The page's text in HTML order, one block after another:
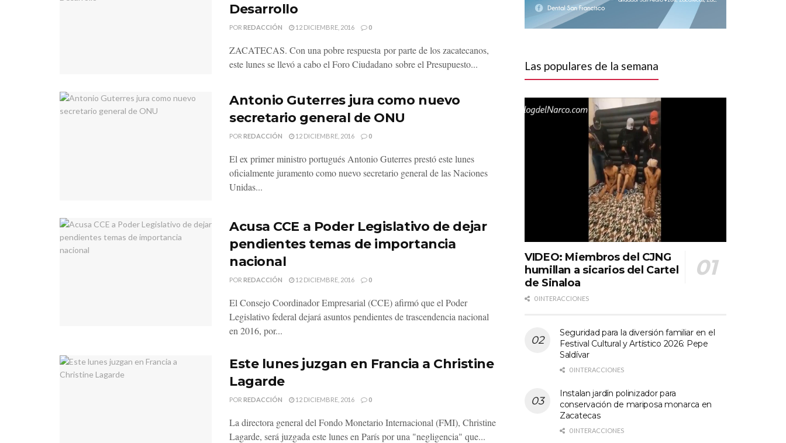
Desarrollo
POR REDACCIÓN 12 DICIEMBRE, 2016 0
ZACATECAS. Con una pobre respuesta por parte de los zacatecanos,
este lunes se llevó a cabo el Foro Ciudadano sobre el Presupuesto...
Antonio Guterres jura como nuevo
secretario general de ONU
POR REDACCIÓN 12 DICIEMBRE, 2016 0
El ex primer ministro portugués Antonio Guterres prestó este lunes
oficialmente juramento como nuevo secretario general de las Naciones
Unidas...
Acusa CCE a Poder Legislativo de dejar
pendientes temas de importancia
nacional
POR REDACCIÓN 12 DICIEMBRE, 2016 0
El Consejo Coordinador Empresarial (CCE) afirmó que el Poder
Legislativo federal dejará asuntos pendientes de trascendencia nacional
en 2016, por...
Este lunes juzgan en Francia a Christine
Lagarde
POR REDACCIÓN 12 DICIEMBRE, 2016 0
La directora general del Fondo Monetario Internacional (FMI), Christine
Lagarde, será juzgada este lunes en París por una "negligencia" que...
Las populares de la semana
VIDEO: Miembros del CJNG
humillan a sicarios del Cartel
de Sinaloa
0 INTERACCIONES
Seguridad para la diversión familiar en el
Festival Cultural y Artístico 2026: Pepe
Saldívar
0 INTERACCIONES
Instalan jardín polinizador para
conservación de mariposa monarca en
Zacatecas
0 INTERACCIONES